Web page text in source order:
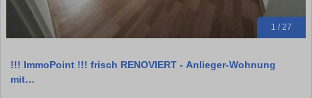
1 / 27
!!! ImmoPoint !!! frisch RENOVIERT - Anlieger-Wohnung
mit…